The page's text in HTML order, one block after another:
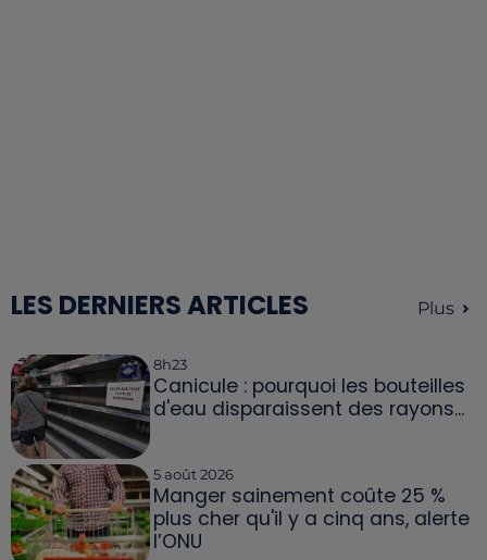
LES DERNIERS ARTICLES Plus
8h23
Canicule : pourquoi les bouteilles
d'eau disparaissent des rayons...
5 août 2026
Manger sainement coûte 25 %
plus cher qu'il y a cinq ans, alerte
l’ONU